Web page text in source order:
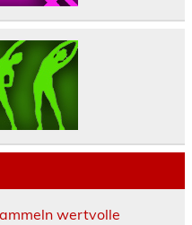
wertvolle